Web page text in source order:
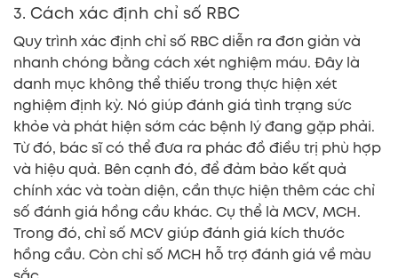
3. Cách xác định chỉ số RBC
Quy trình xác định chỉ số RBC diễn ra đơn giản và
nhanh chóng bằng cách xét nghiệm máu. Đây là
danh mục không thể thiếu trong thực hiện xét
nghiệm định kỳ. Nó giúp đánh giá tình trạng sức
khỏe và phát hiện sớm các bệnh lý đang gặp phải.
Từ đó, bác sĩ có thể đưa ra phác đồ điều trị phù hợp
và hiệu quả. Bên cạnh đó, để đảm bảo kết quả
chính xác và toàn diện, cần thực hiện thêm các chỉ
số đánh giá hồng cầu khác. Cụ thể là MCV, MCH.
Trong đó, chỉ số MCV giúp đánh giá kích thước
hồng cầu. Còn chỉ số MCH hỗ trợ đánh giá về màu